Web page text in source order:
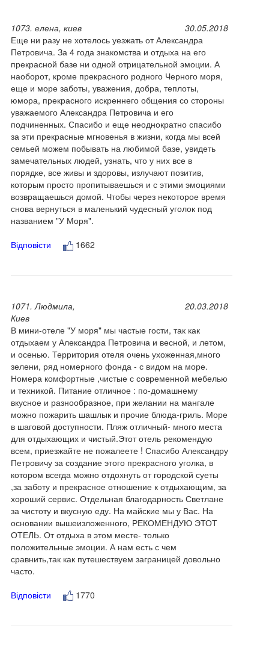
1073. елена, киев
30.05.2018
Еще ни разу не хотелось уезжать от Александра
Петровича. За 4 года знакомства и отдыха на его
прекрасной базе ни одной отрицательной эмоции. А
наоборот, кроме прекрасного родного Черного моря,
еще и море заботы, уважения, добра, теплоты,
юмора, прекрасного искреннего общения со стороны
уважаемого Александра Петровича и его
подчиненных. Спасибо и еще неоднократно спасибо
за эти прекрасные мгновенья в жизни, когда мы всей
семьей можем побывать на любимой базе, увидеть
замечательных людей, узнать, что у них все в
порядке, все живы и здоровы, излучают позитив,
которым просто пропитываешься и с этими эмоциями
возвращаешься домой. Чтобы через некоторое время
снова вернуться в маленький чудесный уголок под
названием "У Моря".
Відповісти
1662
1071. Людмила,
Киев
20.03.2018
В мини-отеле "У моря" мы частые гости, так как
отдыхаем у Александра Петровича и весной, и летом,
и осенью. Территория отеля очень ухоженная,много
зелени, ряд номерного фонда - с видом на море.
Номера комфортные ,чистые с современной мебелью
и техникой. Питание отличное : по-домашнему
вкусное и разнообразное, при желании на мангале
можно пожарить шашлык и прочие блюда-гриль. Море
в шаговой доступности. Пляж отличный- много места
для отдыхающих и чистый.Этот отель рекомендую
всем, приезжайте не пожалеете ! Спасибо Александру
Петровичу за создание этого прекрасного уголка, в
котором всегда можно отдохнуть от городской суеты
,за заботу и прекрасное отношение к отдыхающим, за
хороший сервис. Отдельная благодарность Светлане
за чистоту и вкусную еду. На майские мы у Вас. На
основании вышеизложенного, РЕКОМЕНДУЮ ЭТОТ
ОТЕЛЬ. От отдыха в этом месте- только
положительные эмоции. А нам есть с чем
сравнить,так как путешествуем заграницей довольно
часто.
Відповісти
1770